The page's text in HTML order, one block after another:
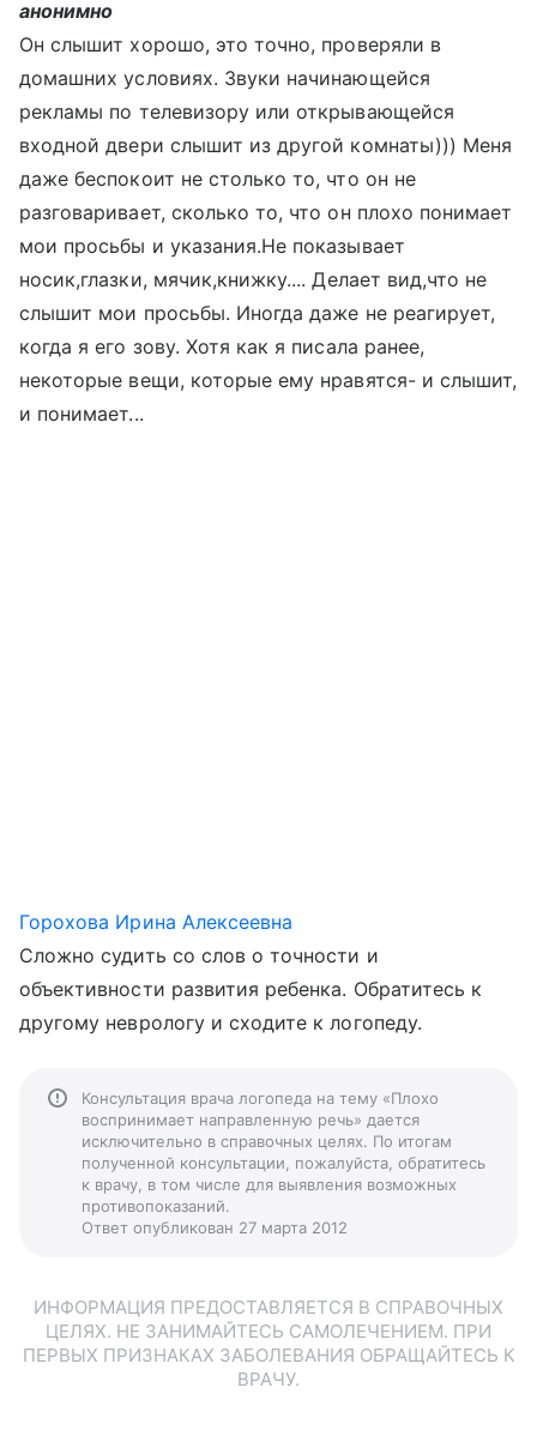
анонимно
Он слышит хорошо, это точно, проверяли в
домашних условиях. Звуки начинающейся
рекламы по телевизору или открывающейся
входной двери слышит из другой комнаты))) Меня
даже беспокоит не столько то, что он не
разговаривает, сколько то, что он плохо понимает
мои просьбы и указания.Не показывает
носик,глазки, мячик,книжку.... Делает вид,что не
слышит мои просьбы. Иногда даже не реагирует,
когда я его зову. Хотя как я писала ранее,
некоторые вещи, которые ему нравятся- и слышит,
и понимает...
Горохова Ирина Алексеевна
Сложно судить со слов о точности и
объективности развития ребенка. Обратитесь к
другому неврологу и сходите к логопеду.
Консультация врача логопеда на тему «Плохо
воспринимает направленную речь» дается
исключительно в справочных целях. По итогам
полученной консультации, пожалуйста, обратитесь
к врачу, в том числе для выявления возможных
противопоказаний.
Ответ опубликован 27 марта 2012
ИНФОРМАЦИЯ ПРЕДОСТАВЛЯЕТСЯ В СПРАВОЧНЫХ
ЦЕЛЯХ. НЕ ЗАНИМАЙТЕСЬ САМОЛЕЧЕНИЕМ. ПРИ
ПЕРВЫХ ПРИЗНАКАХ ЗАБОЛЕВАНИЯ ОБРАЩАЙТЕСЬ К
ВРАЧУ.